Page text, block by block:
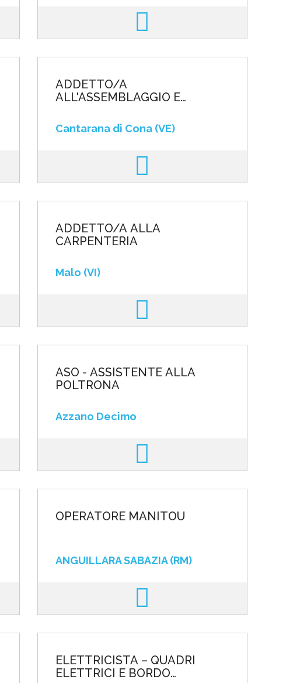
ADDETTO/A
ALL'ASSEMBLAGGIO E
Cantarana di Cona (VE)
ADDETTO/A ALLA
CARPENTERIA
Malo (VI)
ASO - ASSISTENTE ALLA
POLTRONA
Azzano Decimo
OPERATORE MANITOU
ANGUILLARA SABAZIA (RM)
ELETTRICISTA – QUADRI
ELETTRICI E BORDO